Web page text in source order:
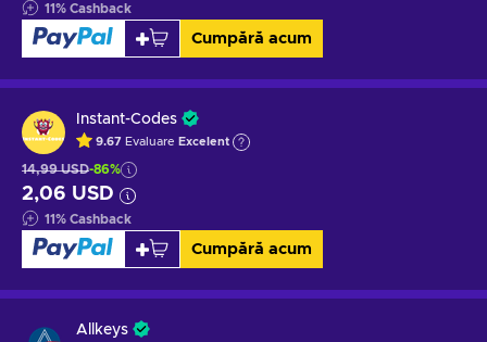
11% Cashback
Cumpără acum
Instant-Codes
9.67 Evaluare Excelent
14,99 USD-86%
2,06 USD
11% Cashback
Cumpără acum
Allkeys